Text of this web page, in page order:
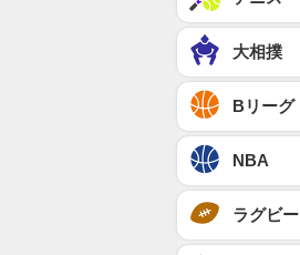
大相撲
Bリーグ
NBA
ラグビー